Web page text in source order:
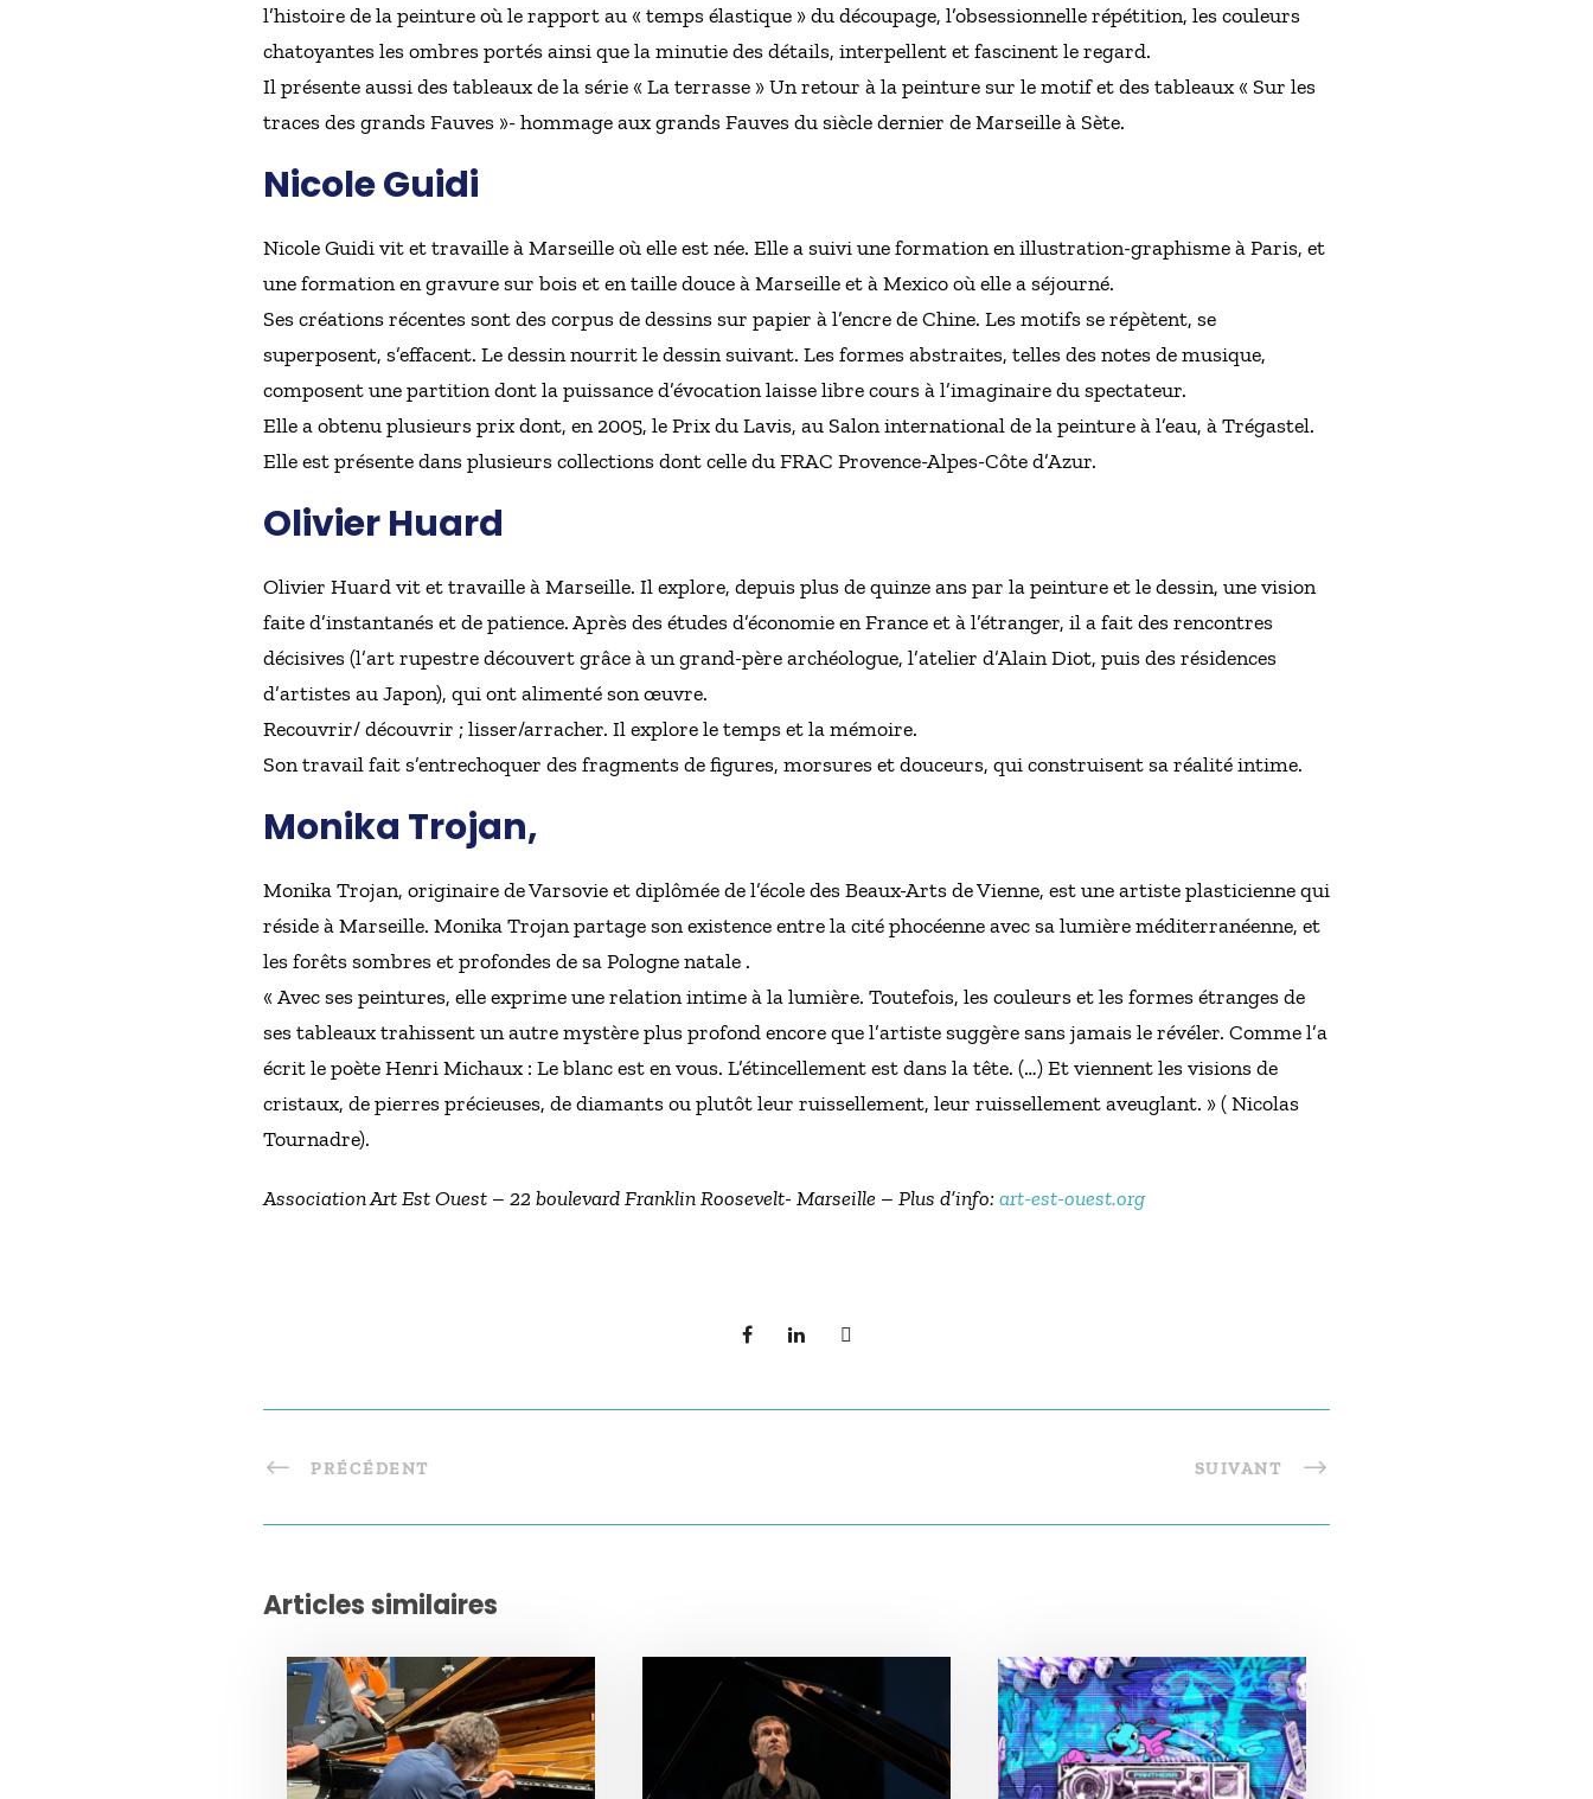
l’histoire de la peinture où le rapport au « temps élastique » du découpage, l’obsessionnelle répétition, les couleurs
chatoyantes les ombres portés ainsi que la minutie des détails, interpellent et fascinent le regard.
Il présente aussi des tableaux de la série « La terrasse » Un retour à la peinture sur le motif et des tableaux « Sur les
traces des grands Fauves »- hommage aux grands Fauves du siècle dernier de Marseille à Sète.
Nicole Guidi
Nicole Guidi vit et travaille à Marseille où elle est née. Elle a suivi une formation en illustration-graphisme à Paris, et
une formation en gravure sur bois et en taille douce à Marseille et à Mexico où elle a séjourné.
Ses créations récentes sont des corpus de dessins sur papier à l’encre de Chine. Les motifs se répètent, se
superposent, s’effacent. Le dessin nourrit le dessin suivant. Les formes abstraites, telles des notes de musique,
composent une partition dont la puissance d’évocation laisse libre cours à l’imaginaire du spectateur.
Elle a obtenu plusieurs prix dont, en 2005, le Prix du Lavis, au Salon international de la peinture à l’eau, à Trégastel.
Elle est présente dans plusieurs collections dont celle du FRAC Provence-Alpes-Côte d’Azur.
Olivier Huard
Olivier Huard vit et travaille à Marseille. Il explore, depuis plus de quinze ans par la peinture et le dessin, une vision
faite d’instantanés et de patience. Après des études d’économie en France et à l’étranger, il a fait des rencontres
décisives (l’art rupestre découvert grâce à un grand-père archéologue, l’atelier d’Alain Diot, puis des résidences
d’artistes au Japon), qui ont alimenté son œuvre.
Recouvrir/ découvrir ; lisser/arracher. Il explore le temps et la mémoire.
Son travail fait s’entrechoquer des fragments de figures, morsures et douceurs, qui construisent sa réalité intime.
Monika Trojan,
Monika Trojan, originaire de Varsovie et diplômée de l’école des Beaux-Arts de Vienne, est une artiste plasticienne qui
réside à Marseille. Monika Trojan partage son existence entre la cité phocéenne avec sa lumière méditerranéenne, et
les forêts sombres et profondes de sa Pologne natale .
« Avec ses peintures, elle exprime une relation intime à la lumière. Toutefois, les couleurs et les formes étranges de
ses tableaux trahissent un autre mystère plus profond encore que l’artiste suggère sans jamais le révéler. Comme l’a
écrit le poète Henri Michaux : Le blanc est en vous. L’étincellement est dans la tête. (…) Et viennent les visions de
cristaux, de pierres précieuses, de diamants ou plutôt leur ruissellement, leur ruissellement aveuglant. » ( Nicolas
Tournadre).
Association Art Est Ouest – 22 boulevard Franklin Roosevelt- Marseille – Plus d’info:art-est-ouest.org
PRÉCÉDENT SUIVANT
Articles similaires